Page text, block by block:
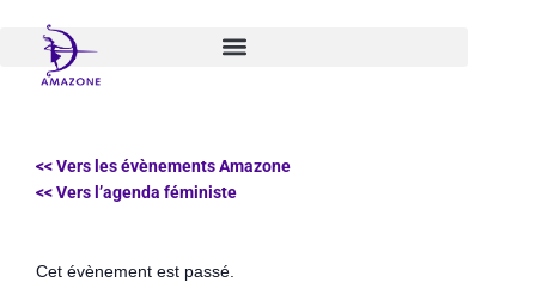
contenu
<< Vers les évènements Amazone
<< Vers l’agenda féministe
Cet évènement est passé.